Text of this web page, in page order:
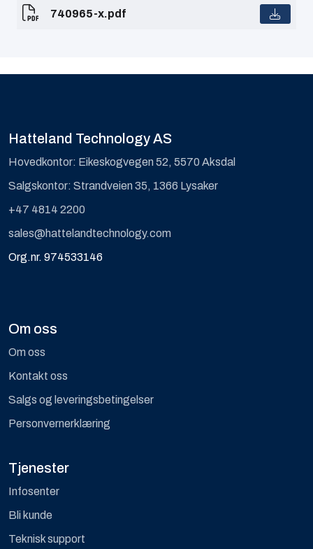
740965-x.pdf
Hatteland Technology AS
Hovedkontor: Eikeskogvegen 52, 5570 Aksdal
Salgskontor: Strandveien 35, 1366 Lysaker
+47 4814 2200
sales@hattelandtechnology.com
Org.nr. 974533146
Om oss
Om oss
Kontakt oss
Salgs og leveringsbetingelser
Personvernerklæring
Tjenester
Infosenter
Bli kunde
Teknisk support